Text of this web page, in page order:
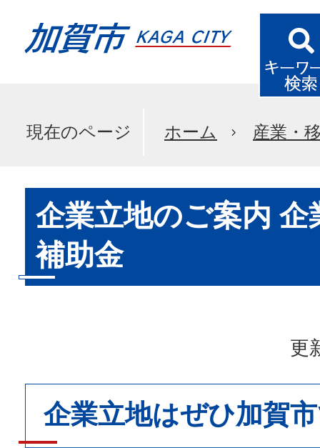
現在のページ ホーム 産業・
企業立地のご案内 企
補助金
更
企業立地はぜひ加賀